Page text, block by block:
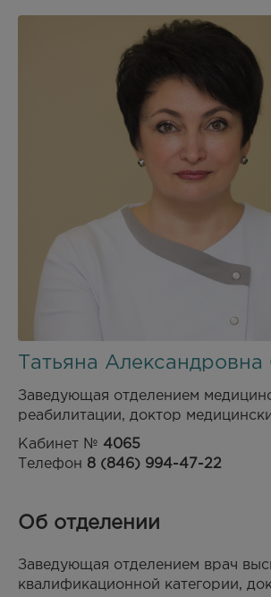
Татьяна
Заведующая отделением
реабилитации, доктор
Кабинет № 4065
Телефон 8 (846) 994-47-22
Об отделении
Заведующая отделением врач
квалификационной категории,